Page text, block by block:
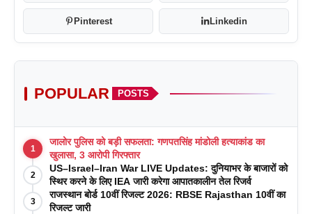
Pinterest Linkedin
POPULAR POSTS
1
जालोर पुलिस को बड़ी सफलता: गणपतसिंह मांडोली हत्याकांड का
खुलासा, 3 आरोपी गिरफ्तार
2
US–Israel–Iran War LIVE Updates: दुनियाभर के बाजारों को
स्थिर करने के लिए IEA जारी करेगा आपातकालीन तेल रिजर्व
3
राजस्थान बोर्ड 10वीं रिजल्ट 2026: RBSE Rajasthan 10वीं का
रिजल्ट जारी